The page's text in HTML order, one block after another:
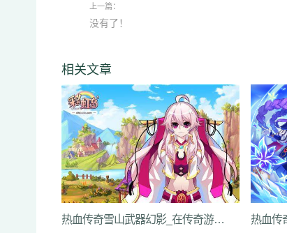
上一篇：
没有了！
相关文章
热血传奇雪山武器幻影_在传奇游戏中，每个玩家都渴望拥有一把传说中的武器。